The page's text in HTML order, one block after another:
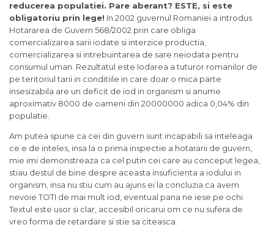
reducerea populatiei. Pare aberant? ESTE, si este
obligatoriu prin lege! In 2002 guvernul Romaniei a introdus
Hotararea de Guvern 568/2002 prin care obliga
comercializarea sarii iodate si interzice productia,
comercializarea si intrebuintarea de sare neiodata pentru
consumul uman. Rezultatul este Iodarea a tuturor romanilor de
pe teritoriul tarii in conditiile in care doar o mica parte
insesizabila are un deficit de iod in organism si anume
aproximativ 8000 de oameni din 20000000 adica 0,04% din
populatie.
Am putea spune ca cei din guvern sunt incapabili sa inteleaga
ce e de inteles, insa la o prima inspectie a hotararii de guvern,
mie imi demonstreaza ca cel putin cei care au conceput legea,
stiau destul de bine despre aceasta insuficienta a iodului in
organism, insa nu stiu cum au ajuns ei la concluzia ca avem
nevoie TOTI de mai mult iod, eventual pana ne iese pe ochi.
Textul este usor si clar, accesibil oricarui om ce nu sufera de
vreo forma de retardare si stie sa citeasca.